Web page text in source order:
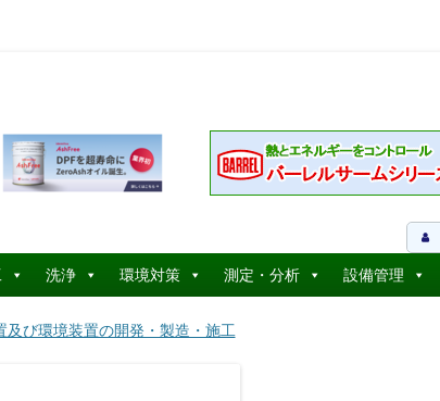
洗浄 環境対策 測定・分析 設備管理
及び環境装置の開発・製造・施工